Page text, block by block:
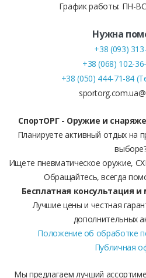
График работы: ПН-ВС
Нужна
+38 (093)
+38 (068) 102-
+38 (050) 444-71-84
СпортОРГ - Оружие и
Планируете активный отдых на
Ищете пневматическое оружие,
Обращайтесь, всегда
Бесплатная консультация
Лучшие цены и честная
дополнительных
Положение об обработке
Публичная
Мы предлагаем лучший